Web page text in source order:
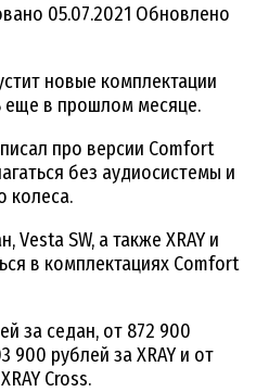
05.07.2021 Обновлено
новые комплектации
в прошлом месяце.
про версии Comfort
без аудиосистемы и
колеса.
Vesta SW, а также XRAY и
в комплектациях Comfort
за седан, от 872 900
900 рублей за XRAY и от
Cross.